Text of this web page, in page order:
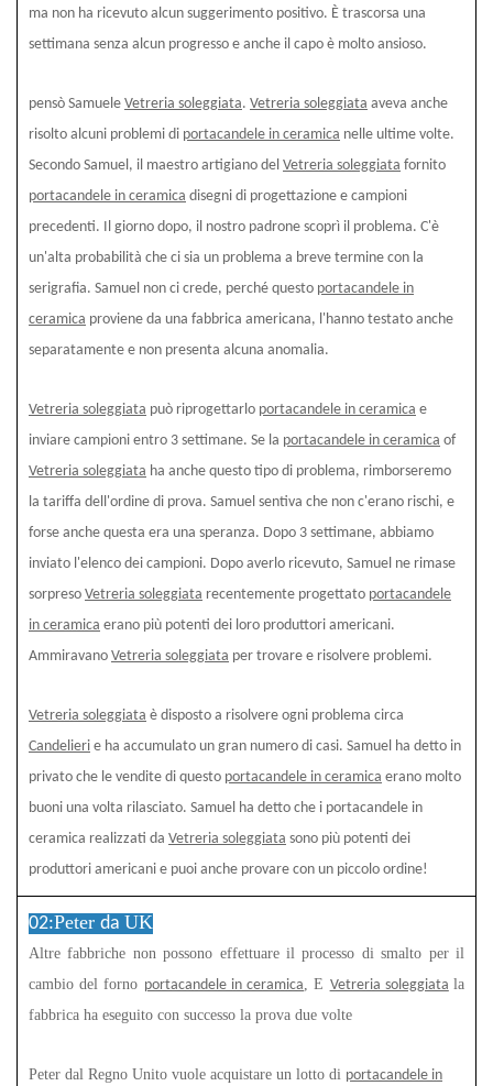
ma non ha ricevuto alcun suggerimento positivo. È trascorsa una
settimana senza alcun progresso e anche il capo è molto ansioso.
pensò Samuele Vetreria soleggiata. Vetreria soleggiata aveva anche
risolto alcuni problemi di portacandele in ceramica nelle ultime volte.
Secondo Samuel, il maestro artigiano del Vetreria soleggiata fornito
portacandele in ceramica disegni di progettazione e campioni
precedenti. Il giorno dopo, il nostro padrone scoprì il problema. C'è
un'alta probabilità che ci sia un problema a breve termine con la
serigrafia. Samuel non ci crede, perché questo portacandele in
ceramica proviene da una fabbrica americana, l'hanno testato anche
separatamente e non presenta alcuna anomalia.
Vetreria soleggiata può riprogettarlo portacandele in ceramica e
inviare campioni entro 3 settimane. Se la portacandele in ceramica of
Vetreria soleggiata ha anche questo tipo di problema, rimborseremo
la tariffa dell'ordine di prova. Samuel sentiva che non c'erano rischi, e
forse anche questa era una speranza. Dopo 3 settimane, abbiamo
inviato l'elenco dei campioni. Dopo averlo ricevuto, Samuel ne rimase
sorpreso Vetreria soleggiata recentemente progettato portacandele
in ceramica erano più potenti dei loro produttori americani.
Ammiravano Vetreria soleggiata per trovare e risolvere problemi.
Vetreria soleggiata è disposto a risolvere ogni problema circa
Candelieri e ha accumulato un gran numero di casi. Samuel ha detto in
privato che le vendite di questo portacandele in ceramica erano molto
buoni una volta rilasciato. Samuel ha detto che i portacandele in
ceramica realizzati da Vetreria soleggiata sono più potenti dei
produttori americani e puoi anche provare con un piccolo ordine!
02:Peter da UK
Altre fabbriche non possono effettuare il processo di smalto per il
cambio del forno portacandele in ceramica, E Vetreria soleggiata la
fabbrica ha eseguito con successo la prova due volte
Peter dal Regno Unito vuole acquistare un lotto di portacandele in